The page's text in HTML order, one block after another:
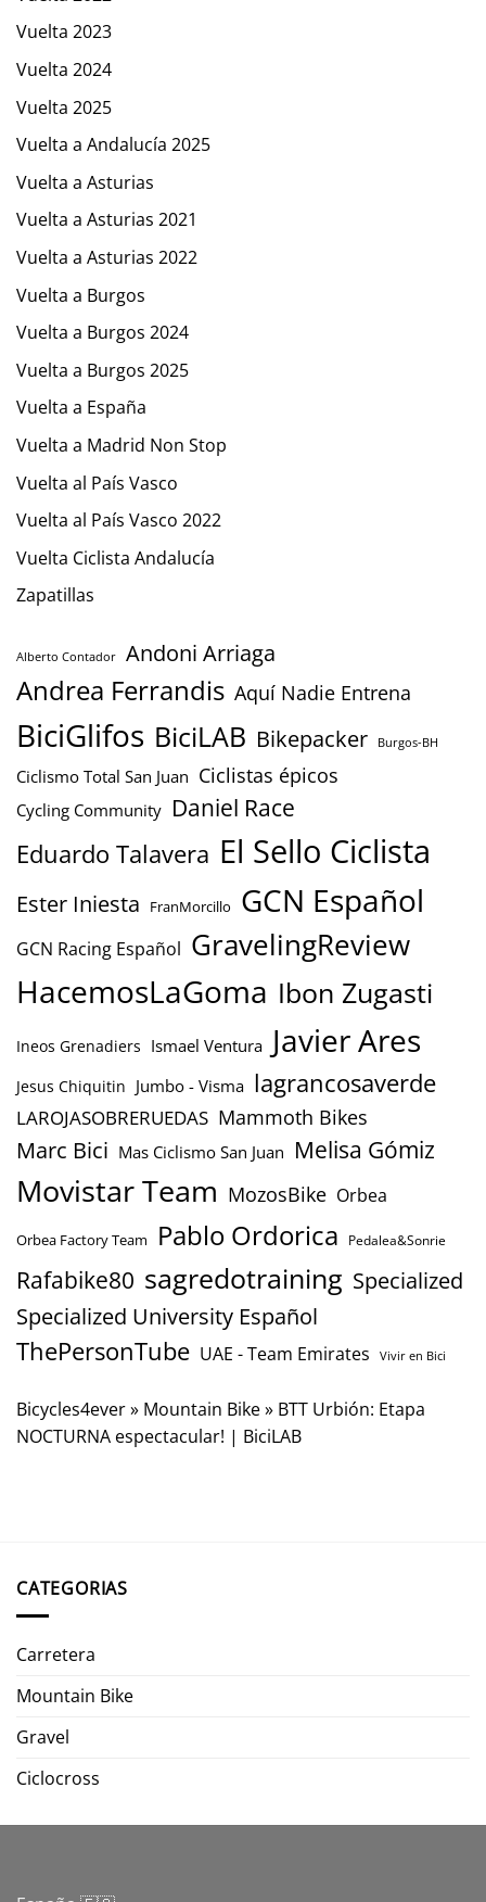
Vuelta 2023
Vuelta 2024
Vuelta 2025
Vuelta a Andalucía 2025
Vuelta a Asturias
Vuelta a Asturias 2021
Vuelta a Asturias 2022
Vuelta a Burgos
Vuelta a Burgos 2024
Vuelta a Burgos 2025
Vuelta a España
Vuelta a Madrid Non Stop
Vuelta al País Vasco
Vuelta al País Vasco 2022
Vuelta Ciclista Andalucía
Zapatillas
Alberto Contador Andoni Arriaga
Andrea Ferrandis Aquí Nadie Entrena
BiciGlifos BiciLAB Bikepacker Burgos-BH
Ciclismo Total San Juan Ciclistas épicos
Cycling Community Daniel Race
Eduardo Talavera El Sello Ciclista
Ester Iniesta FranMorcillo GCN Español
GCN Racing Español GravelingReview
HacemosLaGoma Ibon Zugasti
Ineos Grenadiers Ismael Ventura Javier Ares
Jesus Chiquitin Jumbo - Visma lagrancosaverde
LAROJASOBRERUEDAS Mammoth Bikes
Marc Bici Mas Ciclismo San Juan Melisa Gómiz
Movistar Team MozosBike Orbea
Orbea Factory Team Pablo Ordorica Pedalea&Sonrie
Rafabike80 sagredotraining Specialized
Specialized University Español
ThePersonTube UAE - Team Emirates Vivir en Bici
Bicycles4ever» Mountain Bike» BTT Urbión: Etapa
NOCTURNA espectacular! | BiciLAB
CATEGORIAS
Carretera
Mountain Bike
Gravel
Ciclocross